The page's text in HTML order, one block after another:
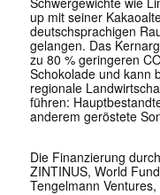
up mit seiner
deutschsprachigen
gelangen. Das
zu 80 % geringeren
Schokolade und kann
regionale
führen:
anderem geröstete
Die Finanzierung
ZINTINUS, World
Tengelmann